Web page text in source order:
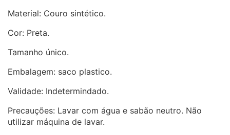
Material: Couro sintético.
Cor: Preta.
Tamanho único.
Embalagem: saco plastico.
Validade: Indetermindado.
Precauções: Lavar com água e sabão neutro. Não
utilizar máquina de lavar.